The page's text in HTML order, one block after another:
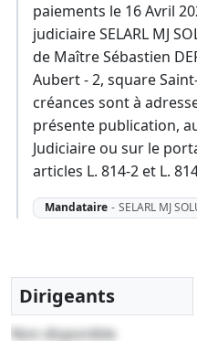
paiements le 16 Avril
judiciaire SELARL MJ
de Maître Sébastien
Aubert - 2, square
créances sont à
présente publication,
Judiciaire ou sur le
articles L. 814-2 et L.
Mandataire - SELARL MJ
Dirigeants
Non disponible